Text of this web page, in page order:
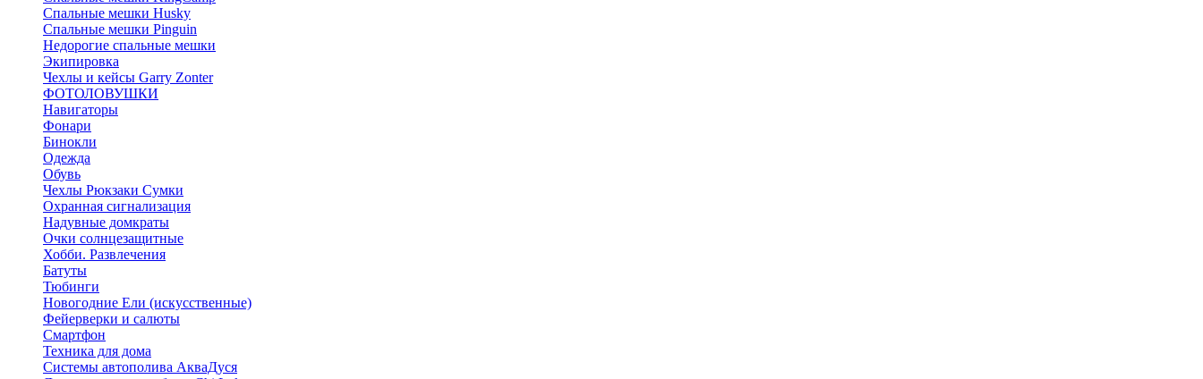
Спальные мешки Husky
Спальные мешки Pinguin
Недорогие спальные мешки
Экипировка
Чехлы и кейсы Garry Zonter
ФОТОЛОВУШКИ
Навигаторы
Фонари
Бинокли
Одежда
Обувь
Чехлы Рюкзаки Сумки
Охранная сигнализация
Надувные домкраты
Очки солнцезащитные
Хобби. Развлечения
Батуты
Тюбинги
Новогодние Ели (искусственные)
Фейерверки и салюты
Смартфон
Техника для дома
Системы автополива АкваДуся